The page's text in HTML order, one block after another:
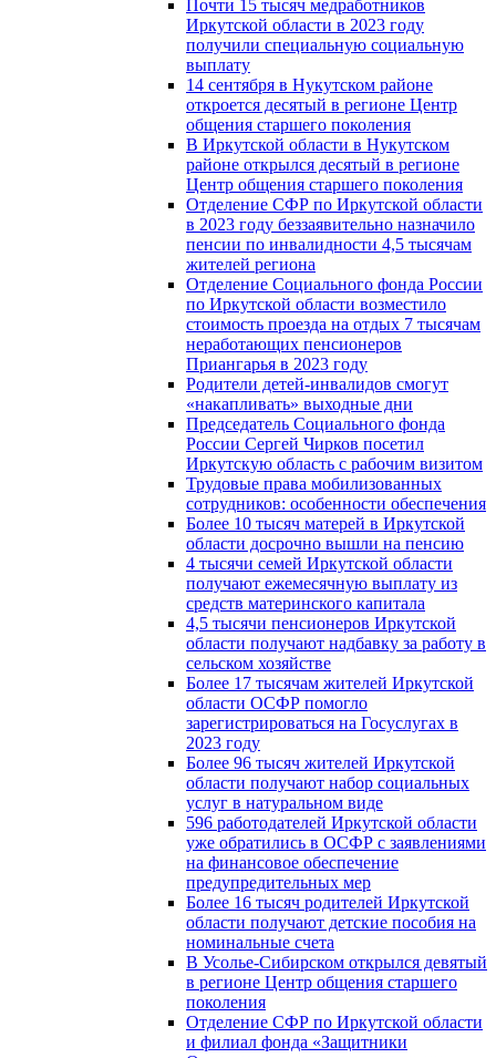
Почти 15 тысяч медработников
Иркутской области в 2023 году
получили специальную социальную
выплату
14 сентября в Нукутском районе
откроется десятый в регионе Центр
общения старшего поколения
В Иркутской области в Нукутском
районе открылся десятый в регионе
Центр общения старшего поколения
Отделение СФР по Иркутской области
в 2023 году беззаявительно назначило
пенсии по инвалидности 4,5 тысячам
жителей региона
Отделение Социального фонда России
по Иркутской области возместило
стоимость проезда на отдых 7 тысячам
неработающих пенсионеров
Приангарья в 2023 году
Родители детей-инвалидов смогут
«накапливать» выходные дни
Председатель Социального фонда
России Сергей Чирков посетил
Иркутскую область с рабочим визитом
Трудовые права мобилизованных
сотрудников: особенности обеспечения
Более 10 тысяч матерей в Иркутской
области досрочно вышли на пенсию
4 тысячи семей Иркутской области
получают ежемесячную выплату из
средств материнского капитала
4,5 тысячи пенсионеров Иркутской
области получают надбавку за работу в
сельском хозяйстве
Более 17 тысячам жителей Иркутской
области ОСФР помогло
зарегистрироваться на Госуслугах в
2023 году
Более 96 тысяч жителей Иркутской
области получают набор социальных
услуг в натуральном виде
596 работодателей Иркутской области
уже обратились в ОСФР с заявлениями
на финансовое обеспечение
предупредительных мер
Более 16 тысяч родителей Иркутской
области получают детские пособия на
номинальные счета
В Усолье-Сибирском открылся девятый
в регионе Центр общения старшего
поколения
Отделение СФР по Иркутской области
и филиал фонда «Защитники